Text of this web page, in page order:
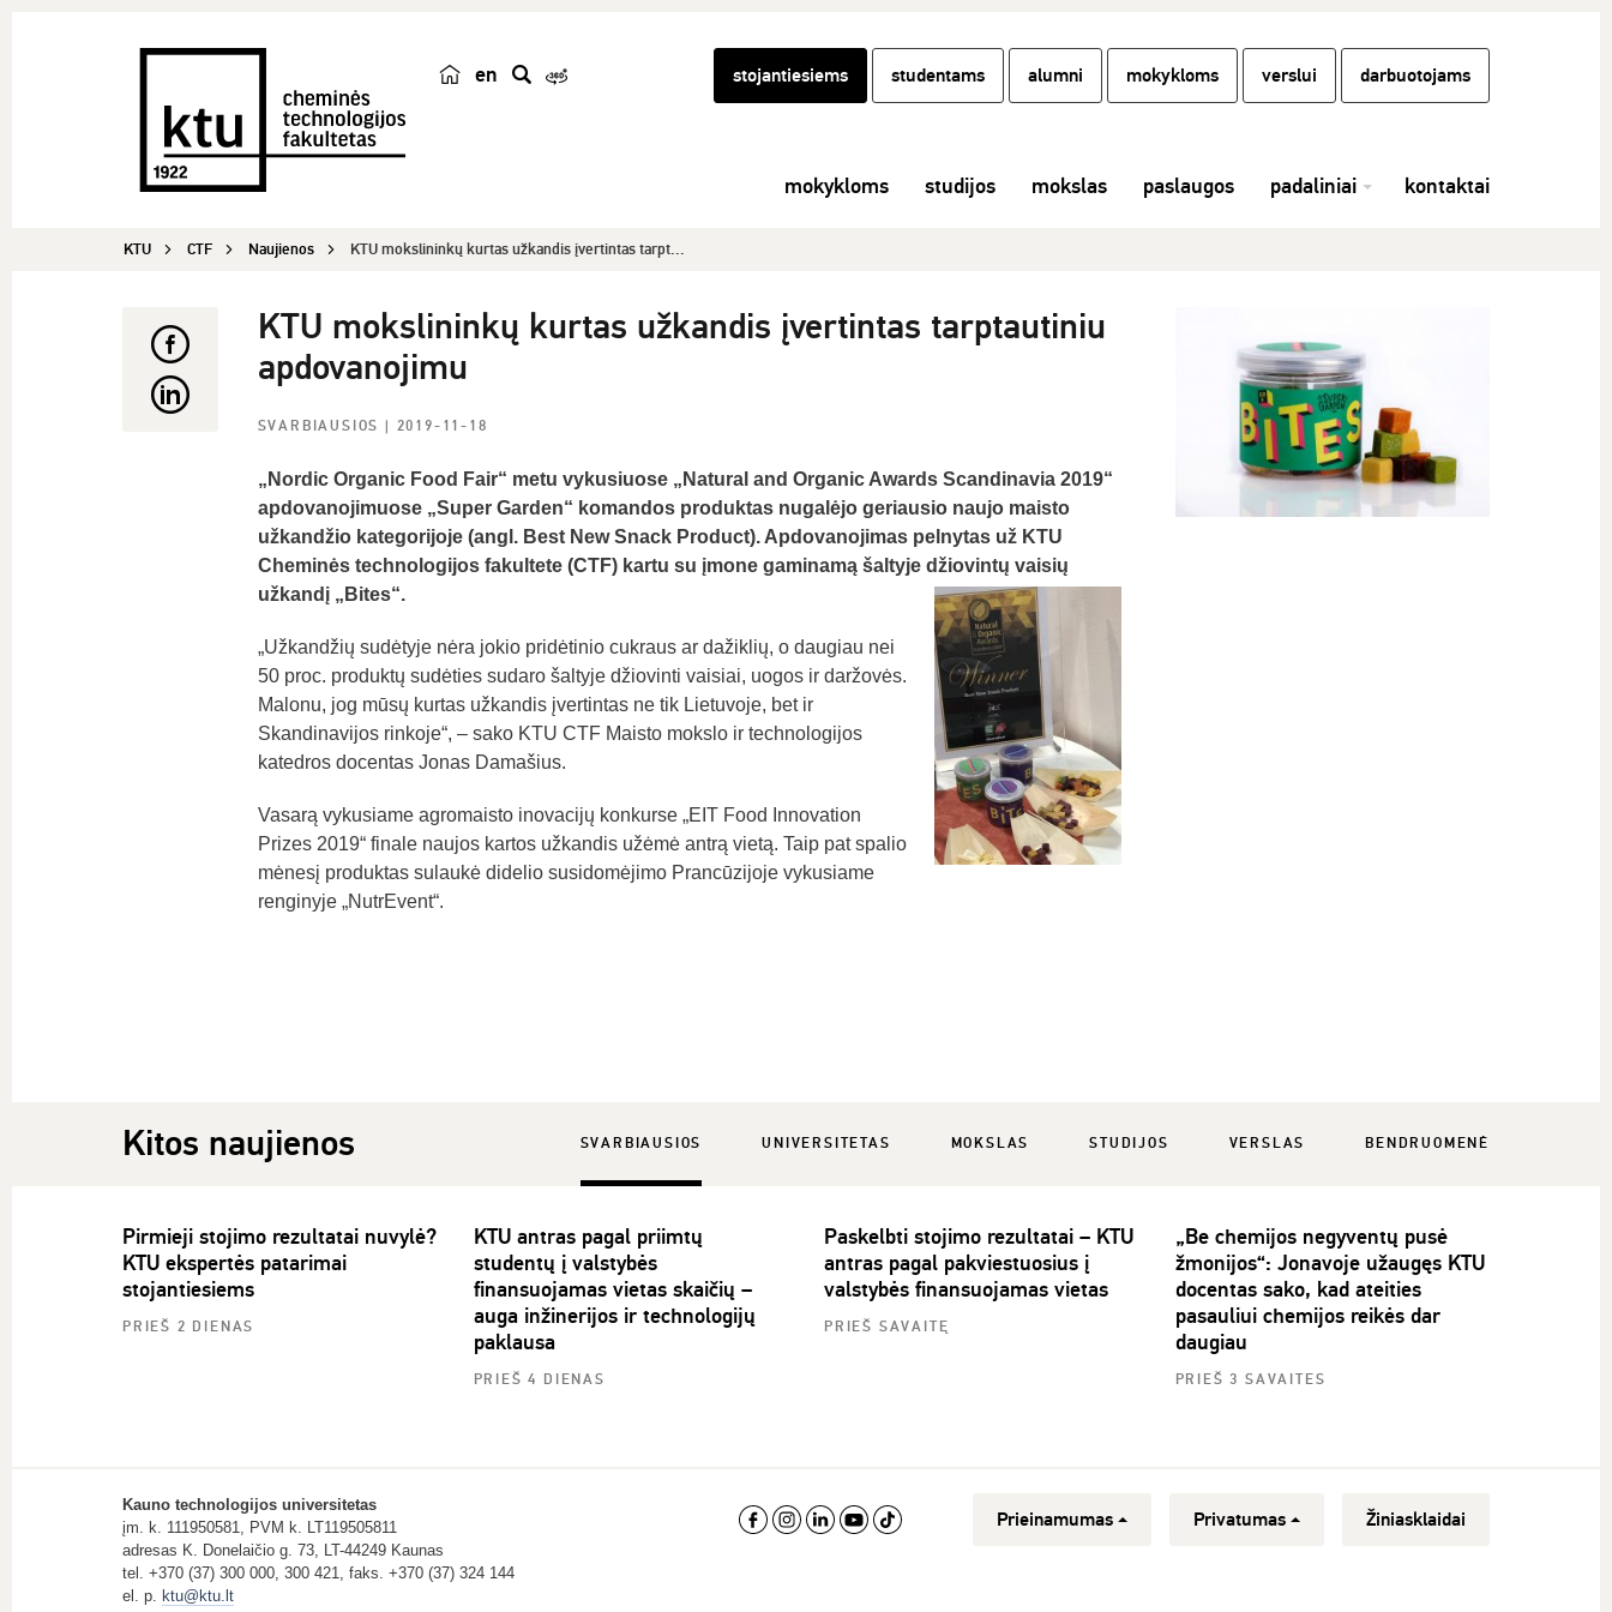
en
k
stojantiesiems studentams alumni mokykloms verslui darbuotojams
mokykloms studijos mokslas paslaugos padaliniai kontaktai
KTU CTF Naujienos KTU mokslininkų kurtas užkandis įvertintas tarpt...
KTU mokslininkų kurtas užkandis įvertintas tarptautiniu
apdovanojimu
SVARBIAUSIOS | 2019-11-18
„Nordic Organic Food Fair“ metu vykusiuose „Natural and Organic Awards Scandinavia 2019“
apdovanojimuose „Super Garden“ komandos produktas nugalėjo geriausio naujo maisto
užkandžio kategorijoje (angl. Best New Snack Product). Apdovanojimas pelnytas už KTU
Cheminės technologijos fakultete (CTF) kartu su įmone gaminamą šaltyje džiovintų vaisių
užkandį „Bites“.
„Užkandžių sudėtyje nėra jokio pridėtinio cukraus ar dažiklių, o daugiau nei
50 proc. produktų sudėties sudaro šaltyje džiovinti vaisiai, uogos ir daržovės.
Malonu, jog mūsų kurtas užkandis įvertintas ne tik Lietuvoje, bet ir
Skandinavijos rinkoje“, – sako KTU CTF Maisto mokslo ir technologijos
katedros docentas Jonas Damašius.
Vasarą vykusiame agromaisto inovacijų konkurse „EIT Food Innovation
Prizes 2019“ finale naujos kartos užkandis užėmė antrą vietą. Taip pat spalio
mėnesį produktas sulaukė didelio susidomėjimo Prancūzijoje vykusiame
renginyje „NutrEvent“.
Kitos naujienos SVARBIAUSIOS UNIVERSITETAS MOKSLAS STUDIJOS VERSLAS BENDRUOMENĖ
Pirmieji stojimo rezultatai nuvylė?
KTU ekspertės patarimai
stojantiesiems
PRIEŠ 2 DIENAS
KTU antras pagal priimtų
studentų į valstybės
finansuojamas vietas skaičių –
auga inžinerijos ir technologijų
paklausa
PRIEŠ 4 DIENAS
Paskelbti stojimo rezultatai – KTU
antras pagal pakviestuosius į
valstybės finansuojamas vietas
PRIEŠ SAVAITĘ
„Be chemijos negyventų pusė
žmonijos“: Jonavoje užaugęs KTU
docentas sako, kad ateities
pasauliui chemijos reikės dar
daugiau
PRIEŠ 3 SAVAITES
Kauno technologijos universitetas
įm. k. 111950581, PVM k. LT119505811
adresas K. Donelaičio g. 73, LT-44249 Kaunas
tel. +370 (37) 300 000, 300 421, faks. +370 (37) 324 144
el. p. ktu@ktu.lt
Prieinamumas Privatumas Žiniasklaidai